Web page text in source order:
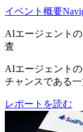
イベント概要
AIエージェント
査
AIエージェント
チャンスである
レポートを読む